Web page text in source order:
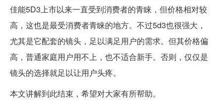
佳能5D3上市以来一直受到消费者的青睐，但价格相对较
高，这也是最受消费者青睐的地方。不过5d3也很强大，
尤其是它配套的镜头，足以满足用户的需求。但其价格偏
高，普通家庭用户用不上，也不适合新手。否则，仅仅是
镜头的选择就足以让用户头疼。
本文讲解到此结束，希望对大家有所帮助。